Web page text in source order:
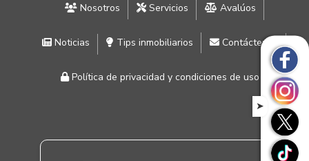
Nosotros Servicios Avalúos
Noticias Tips inmobiliarios Contáctenos
Política de privacidad y condiciones de uso
➤